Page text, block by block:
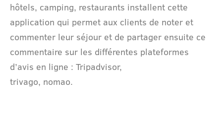
hôtels, camping, restaurants installent cette
application qui permet aux clients de noter et
commenter leur séjour et de partager ensuite ce
commentaire sur les différentes plateformes
d’avis en ligne : Tripadvisor,
trivago, nomao.